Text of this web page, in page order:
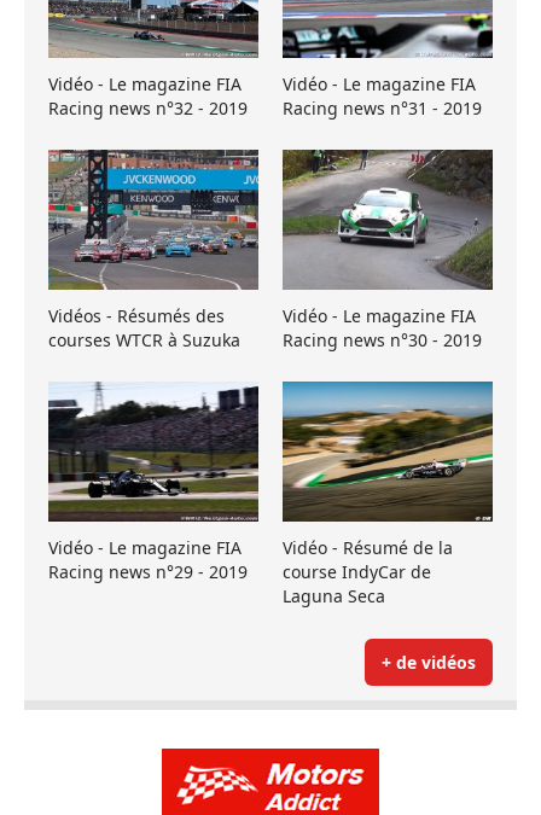
Vidéo - Le magazine FIA
Racing news n°32 - 2019
Vidéo - Le magazine FIA
Racing news n°31 - 2019
Vidéos - Résumés des
courses WTCR à Suzuka
Vidéo - Le magazine FIA
Racing news n°30 - 2019
Vidéo - Le magazine FIA
Racing news n°29 - 2019
Vidéo - Résumé de la
course IndyCar de
Laguna Seca
+ de vidéos